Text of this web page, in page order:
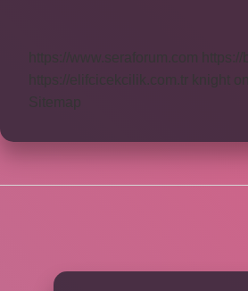
https://www.seraforum.com
https://elifcicekcilik.com.tr
knight
Sitemap